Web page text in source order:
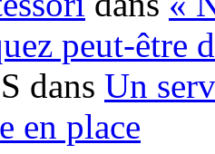
peut-être
dans Un
en place